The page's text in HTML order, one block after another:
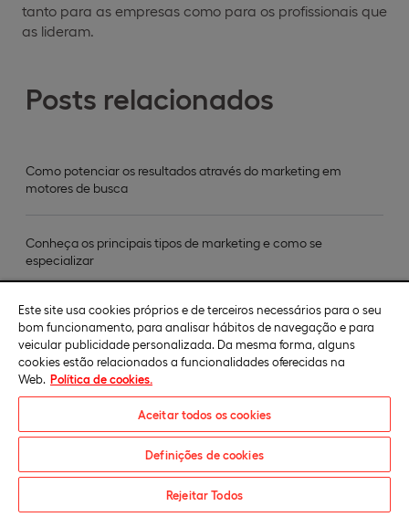
Posts relacionados
Como potenciar os resultados através do marketing em
motores de busca
Conheça os principais tipos de marketing e como se
especializar
O que é comunicação empresarial e porque é essencial para
a reputação da empresa
tanto para as empresas como para os profissionais que
as lideram.
Pedido informações
Este site usa cookies próprios e de terceiros necessários para o seu
bom funcionamento, para analisar hábitos de navegação e para
veicular publicidade personalizada. Da mesma forma, alguns
cookies estão relacionados a funcionalidades oferecidas na
Web. Política de cookies.
Aceitar todos os cookies
Definições de cookies
Rejeitar Todos